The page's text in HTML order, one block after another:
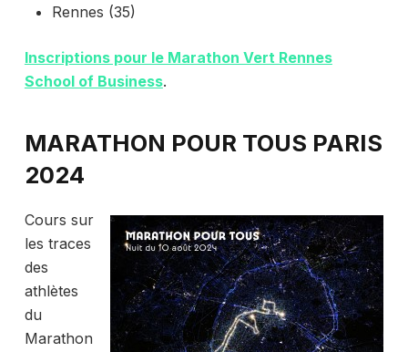
Rennes (35)
Inscriptions pour le Marathon Vert Rennes
School of Business.
MARATHON POUR TOUS PARIS
2024
Cours sur
les traces
des
athlètes
du
Marathon